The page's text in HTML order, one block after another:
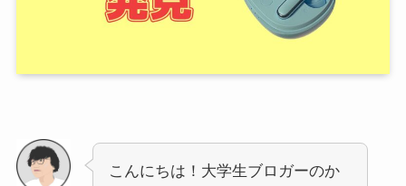
こんにちは！大学生ブロガーのか